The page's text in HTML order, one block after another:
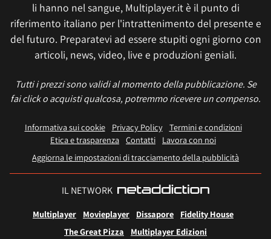
li hanno nel sangue, Multiplayer.it è il punto di
riferimento italiano per l'intrattenimento del presente e
del futuro. Preparatevi ad essere stupiti ogni giorno con
articoli, news, video, live e produzioni geniali.
Tutti i prezzi sono validi al momento della pubblicazione. Se
fai click o acquisti qualcosa, potremmo ricevere un compenso.
Informativa sui cookie Privacy Policy
Termini e condizioni
Etica e trasparenza Contatti
Lavora con noi
Aggiorna le impostazioni di tracciamento della pubblicità
IL NETWORK
Multiplayer Movieplayer Dissapore
Fidelity House
The Great Pizza
Multiplayer Edizioni